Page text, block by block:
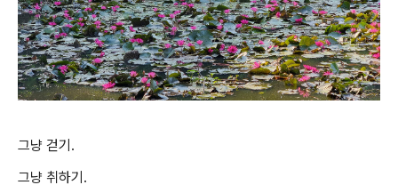
그냥 걷기.
그냥 취하기.